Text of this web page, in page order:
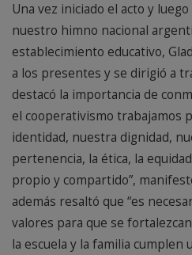
Una vez iniciado el acto y
nuestro himno nacional
establecimiento educativo,
a los presentes y se dirigió a
destacó la importancia de
el cooperativismo trabajamos
identidad, nuestra dignidad,
pertenencia, la ética, la
propio y compartido”,
además resaltó que “es
valores para que se
la escuela y la familia cumplen